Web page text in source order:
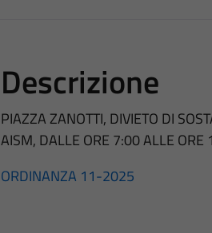
Descrizione
PIAZZA ZANOTTI, DIVIETO DI
AISM, DALLE ORE 7:00 ALLE
ORDINANZA 11-2025